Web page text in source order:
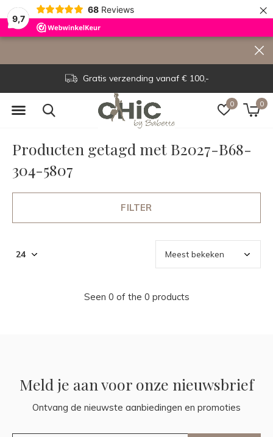
9,7
68 Reviews ×
0 0
Gratis verzending vanaf € 100,-
Producten getagd met B2027-B68-
304-5807
FILTER
Seen 0 of the 0 products
Meld je aan voor onze nieuwsbrief
Ontvang de nieuwste aanbiedingen en promoties